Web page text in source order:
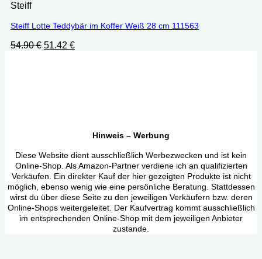
Steiff
Steiff Lotte Teddybär im Koffer Weiß 28 cm 111563
54.90€ Ursprünglicher
51.42 €Aktueller
Hinweis – Werbung
Diese Website dient ausschließlich Werbezwecken und ist kein
Online-Shop. Als Amazon-Partner verdiene ich an qualifizierten
Verkäufen. Ein direkter Kauf der hier gezeigten Produkte ist nicht
möglich, ebenso wenig wie eine persönliche Beratung. Stattdessen
wirst du über diese Seite zu den jeweiligen Verkäufern bzw. deren
Online-Shops weitergeleitet. Der Kaufvertrag kommt ausschließlich
im entsprechenden Online-Shop mit dem jeweiligen Anbieter
zustande.